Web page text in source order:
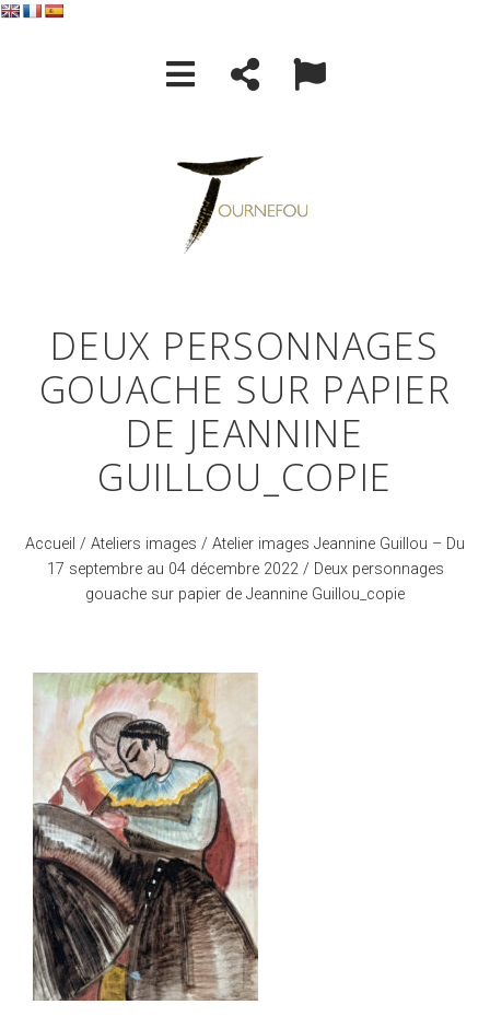
DEUX PERSONNAGES
GOUACHE SUR PAPIER
DE JEANNINE
GUILLOU_COPIE
Accueil / Ateliers images / Atelier images Jeannine Guillou – Du
17 septembre au 04 décembre 2022/ Deux personnages
gouache sur papier de Jeannine Guillou_copie